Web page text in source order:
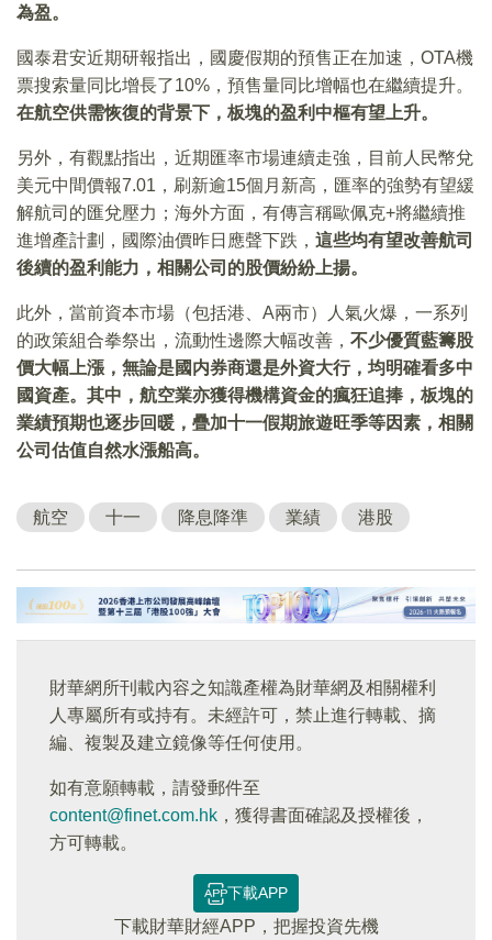
為盈。
國泰君安近期研報指出，國慶假期的預售正在加速，OTA機
票搜索量同比增長了10%，預售量同比增幅也在繼續提升。
在航空供需恢復的背景下，板塊的盈利中樞有望上升。
另外，有觀點指出，近期匯率市場連續走強，目前人民幣兌
美元中間價報7.01，刷新逾15個月新高，匯率的強勢有望緩
解航司的匯兌壓力；海外方面，有傳言稱歐佩克+將繼續推
進增產計劃，國際油價昨日應聲下跌， 這些均有望改善航司
後續的盈利能力，相關公司的股價紛紛上揚。
此外，當前資本市場（包括港、A兩市）人氣火爆，一系列
的政策組合拳祭出，流動性邊際大幅改善， 不少優質藍籌股
價大幅上漲，無論是國内券商還是外資大行，均明確看多中
國資產。其中，航空業亦獲得機構資金的瘋狂追捧，板塊的
業績預期也逐步回暖，疊加十一假期旅遊旺季等因素，相關
公司估值自然水漲船高。
航空 十一 降息降準 業績 港股
財華網所刊載內容之知識產權為財華網及相關權利
人專屬所有或持有。未經許可，禁止進行轉載、摘
編、複製及建立鏡像等任何使用。
如有意願轉載，請發郵件至
content@finet.com.hk ，獲得書面確認及授權後，
方可轉載。
下載APP
下載財華財經APP，把握投資先機